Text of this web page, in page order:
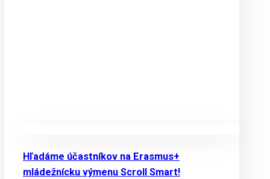
Hľadáme účastníkov na Erasmus+
mládežnícku výmenu Scroll Smart!